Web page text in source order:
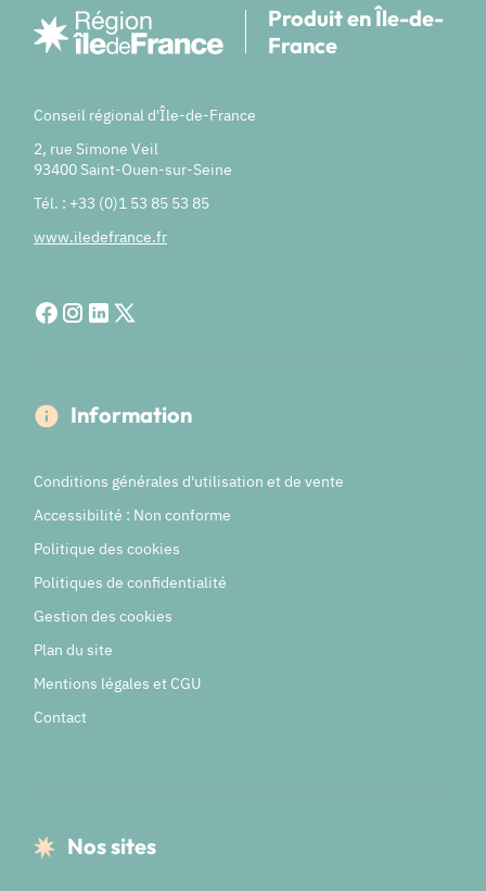
Produit en Île-de-
France
Conseil régional d'Île-de-France
2, rue Simone Veil
93400 Saint-Ouen-sur-Seine
Tél. : +33 (0)1 53 85 53 85
www.iledefrance.fr
Information
Conditions générales d'utilisation et de vente
Accessibilité : Non conforme
Politique des cookies
Politiques de confidentialité
Gestion des cookies
Plan du site
Mentions légales et CGU
Contact
Nos sites